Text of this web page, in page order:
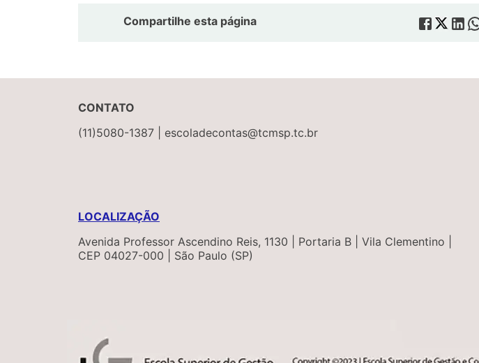
Compartilhe esta página
CONTATO
(11)5080-1387 | escoladecontas@tcmsp.tc.br
LOCALIZAÇÃO
Avenida Professor Ascendino Reis, 1130 | Portaria B | Vila Clementino |
CEP 04027-000 | São Paulo (SP)